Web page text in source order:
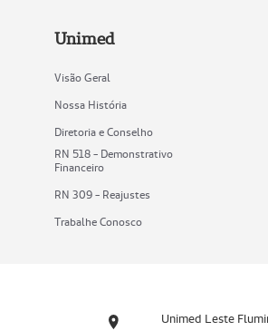
Unimed
Visão Geral
Nossa História
Diretoria e Conselho
RN 518 - Demonstrativo
Financeiro
RN 309 - Reajustes
Trabalhe Conosco
Unimed Leste